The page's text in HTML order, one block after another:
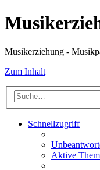
Musikerziehung -
Zum Inhalt
Schnellzugriff
Aktive